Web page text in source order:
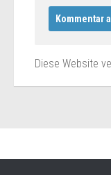
Diese Website